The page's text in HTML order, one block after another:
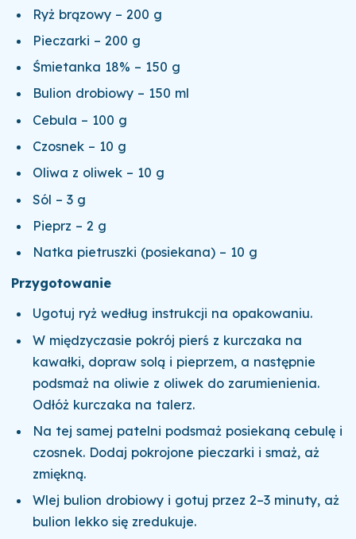
Ryż brązowy – 200 g
Pieczarki – 200 g
Śmietanka 18% – 150 g
Bulion drobiowy – 150 ml
Cebula – 100 g
Czosnek – 10 g
Oliwa z oliwek – 10 g
Sól – 3 g
Pieprz – 2 g
Natka pietruszki (posiekana) – 10 g
Przygotowanie
Ugotuj ryż według instrukcji na opakowaniu.
W międzyczasie pokrój pierś z kurczaka na
kawałki, dopraw solą i pieprzem, a następnie
podsmaż na oliwie z oliwek do zarumienienia.
Odłóż kurczaka na talerz.
Na tej samej patelni podsmaż posiekaną cebulę i
czosnek. Dodaj pokrojone pieczarki i smaż, aż
zmiękną.
Wlej bulion drobiowy i gotuj przez 2–3 minuty, aż
bulion lekko się zredukuje.